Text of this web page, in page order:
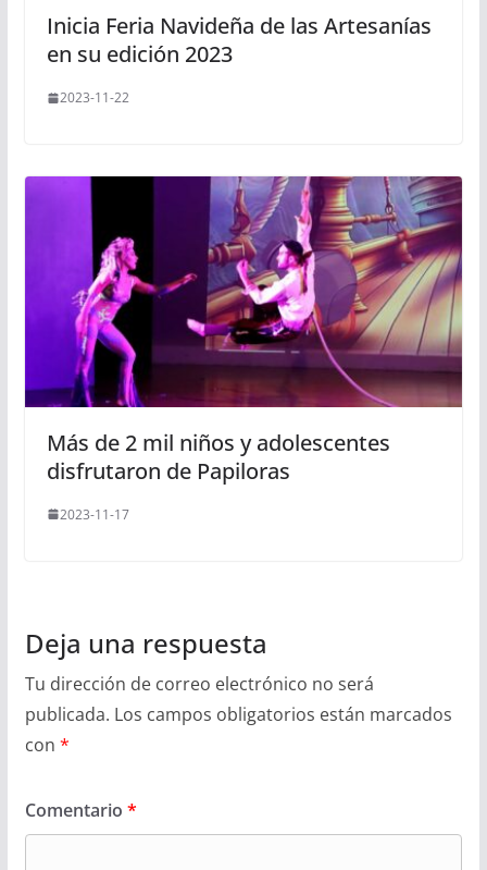
Inicia Feria Navideña de las Artesanías
en su edición 2023
2023-11-22
Más de 2 mil niños y adolescentes
disfrutaron de Papiloras
2023-11-17
Deja una respuesta
Tu dirección de correo electrónico no será
publicada. Los campos obligatorios están marcados
con *
Comentario *